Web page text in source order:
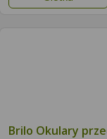
Brilo Okulary